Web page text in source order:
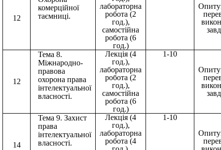
12
комерційної
таємниці.
лабораторна
робота (2
год.),
самостійна
робота (6
год.)
12
Тема 8.
Міжнародно-
правова
охорона права
інтелектуальної
власності.
Лекція (4
год.),
лабораторна
робота (2
год.),
самостійна
робота (6
год.)
1-10
14
Тема 9. Захист
права
інтелектуальної
власності.
Лекція (4
год.),
лабораторна
робота (4
1-10